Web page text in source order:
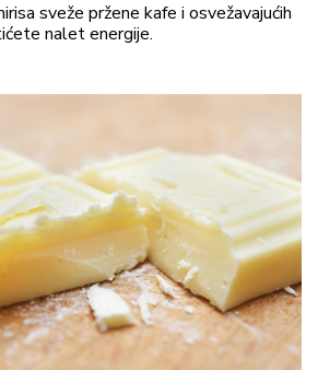
sveže pržene kafe i osvežavajućih
nalet energije.